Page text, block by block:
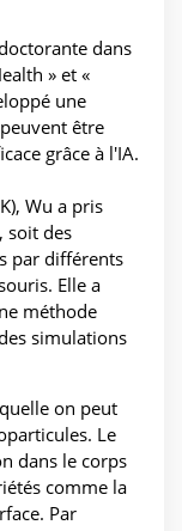
dans
» et «
une
être
grâce à l'IA.
Wu a pris
soit des
par différents
Elle a
méthode
simulations
on peut
Le
dans le corps
comme la
Par